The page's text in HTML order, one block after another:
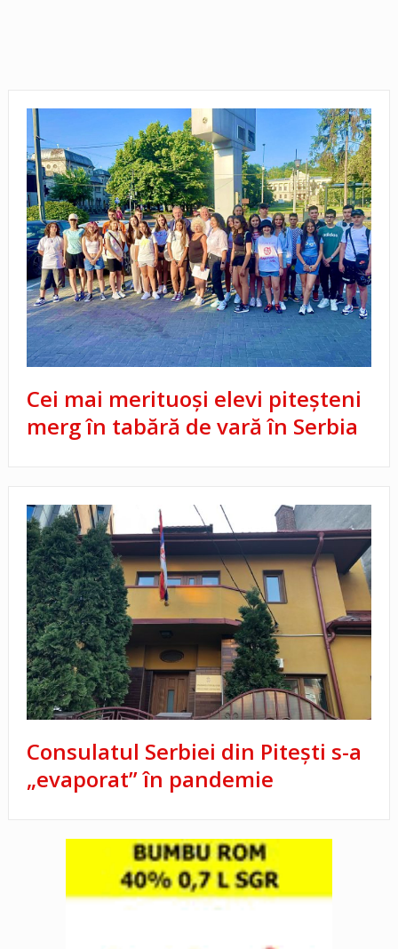
Cei mai merituoși elevi piteșteni
merg în tabără de vară în Serbia
Consulatul Serbiei din Pitești s-a
„evaporat” în pandemie